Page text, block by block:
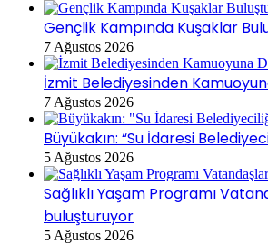
Gençlik Kampında Kuşaklar
7 Ağustos 2026
İzmit Belediyesinden
7 Ağustos 2026
Büyükakın: “Su İdaresi
5 Ağustos 2026
Sağlıklı Yaşam Programı
buluşturuyor
5 Ağustos 2026